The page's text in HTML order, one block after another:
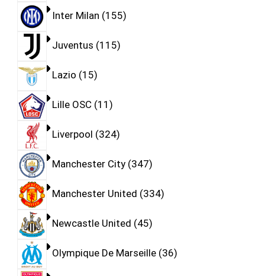
Inter Milan 155
Juventus 115
Lazio 15
Lille OSC 11
Liverpool 324
Manchester City 347
Manchester United 334
Newcastle United 45
Olympique De Marseille 36